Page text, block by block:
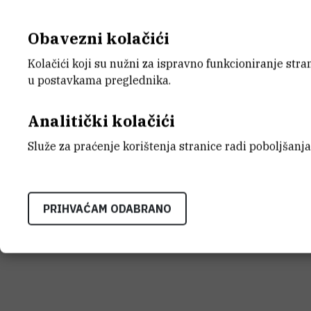
Obavezni kolačići
Kolačići koji su nužni za ispravno funkcioniranje
u postavkama preglednika.
Analitički kolačići
Služe za praćenje korištenja stranice radi
PRIHVAĆAM ODABRANO